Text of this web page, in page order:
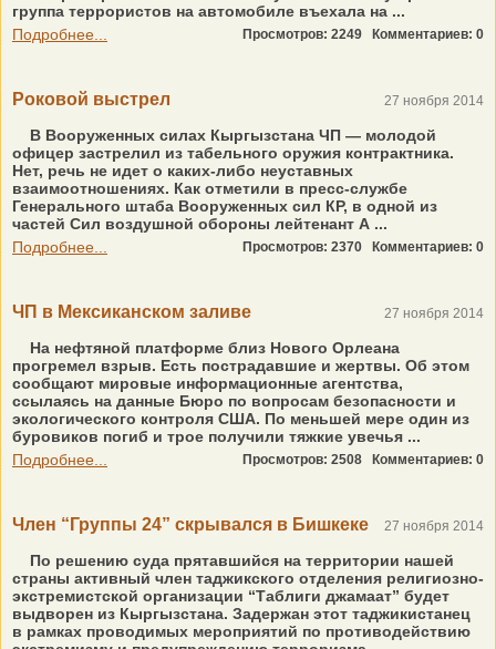
группа террористов на автомобиле въехала на ...
Подробнее...
Просмотров: 2249 Комментариев: 0
Роковой выстрел 27 ноября 2014
В Вооруженных силах Кыргызстана ЧП — молодой
офицер застрелил из табельного оружия контрактника.
Нет, речь не идет о каких-либо неуставных
взаимоотношениях. Как отметили в пресс-службе
Генерального штаба Вооруженных сил КР, в одной из
частей Сил воздушной обороны лейтенант А ...
Подробнее...
Просмотров: 2370 Комментариев: 0
ЧП в Мексиканском заливе 27 ноября 2014
На нефтяной платформе близ Нового Орлеана
прогремел взрыв. Есть пострадавшие и жертвы. Об этом
сообщают мировые информационные агентства,
ссылаясь на данные Бюро по вопросам безопасности и
экологического контроля США. По меньшей мере один из
буровиков погиб и трое получили тяжкие увечья ...
Подробнее...
Просмотров: 2508 Комментариев: 0
Член “Группы 24” скрывался в Бишкеке 27 ноября 2014
По решению суда прятавшийся на территории нашей
страны активный член таджикского отделения религиозно-
экстремистской организации “Таблиги джамаат” будет
выдворен из Кыргызстана. Задержан этот таджикистанец
в рамках проводимых мероприятий по противодействию